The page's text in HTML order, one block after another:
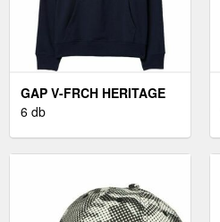
GAP V-FRCH HERITAGE
LOGO FÉRFI PULÓVER,
6 db